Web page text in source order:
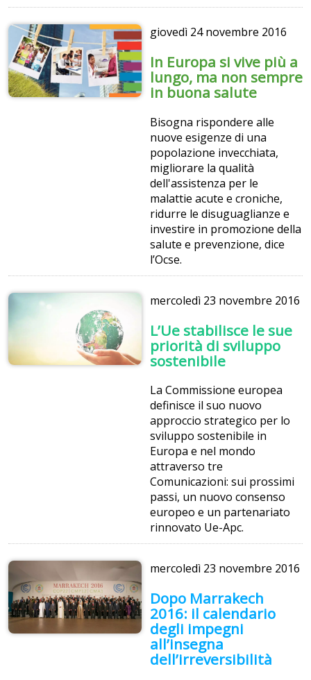
giovedì 24 novembre 2016
In Europa si vive più a
lungo, ma non sempre
in buona salute
Bisogna rispondere alle
nuove esigenze di una
popolazione invecchiata,
migliorare la qualità
dell'assistenza per le
malattie acute e croniche,
ridurre le disuguaglianze e
investire in promozione della
salute e prevenzione, dice
l’Ocse.
mercoledì 23 novembre 2016
L’Ue stabilisce le sue
priorità di sviluppo
sostenibile
La Commissione europea
definisce il suo nuovo
approccio strategico per lo
sviluppo sostenibile in
Europa e nel mondo
attraverso tre
Comunicazioni: sui prossimi
passi, un nuovo consenso
europeo e un partenariato
rinnovato Ue-Apc.
mercoledì 23 novembre 2016
Dopo Marrakech
2016: il calendario
degli impegni
all’insegna
dell’irreversibilità